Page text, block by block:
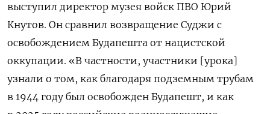
выступил директор музея войск ПВО Юрий
Кнутов. Он сравнил возвращение Суджи с
освобождением Будапешта от нацистской
оккупации. «В частности, участники [урока]
узнали о том, как благодаря подземным трубам
в 1944 году был освобожден Будапешт, и как